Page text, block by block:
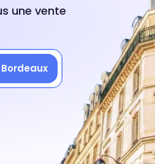
une vente